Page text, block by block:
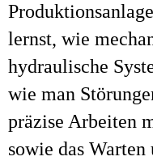
lernst, wie
hydraulische
wie man
präzise Arbeiten
sowie das